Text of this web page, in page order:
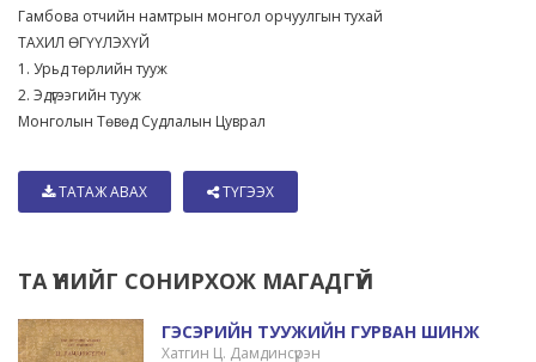
Гамбова отчийн намтрын монгол орчуулгын тухай
ТАХИЛ ӨГҮҮЛЭХҮЙ
1. Урьд төрлийн тууж
2. Эдүгээгийн тууж
Монголын Төвөд Судлалын Цуврал
ТАТАЖ АВАХ ТҮГЭЭХ
ТА ҮҮНИЙГ СОНИРХОЖ МАГАДГҮЙ
ГЭСЭРИЙН ТУУЖИЙН ГУРВАН ШИНЖ
Хатгин Ц. Дамдинсүрэн